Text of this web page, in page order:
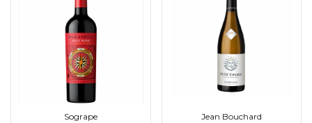
Sogrape Jean Bouchard